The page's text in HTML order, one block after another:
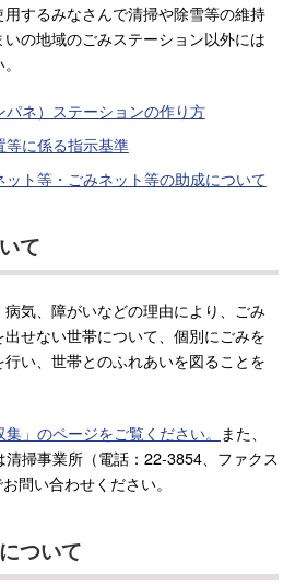
するみなさんで清掃や除雪等の維持
の地域のごみステーション以外には
ネ）ステーションの作り方
等に係る指示基準
ト等・ごみネット等の助成について
て
気、障がいなどの理由により、ごみ
せない世帯について、個別にごみを
い、世帯とのふれあいを図ることを
」のページをご覧ください。
また、
掃事業所（電話：22-3854、ファクス
問い合わせください。
ついて